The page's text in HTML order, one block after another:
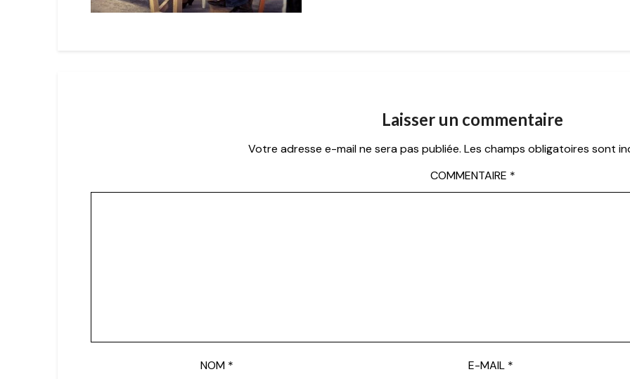
Laisser un commentaire
Votre adresse e-mail ne sera pas publiée. Les champs obligatoires sont
COMMENTAIRE *
NOM * E-MAIL *